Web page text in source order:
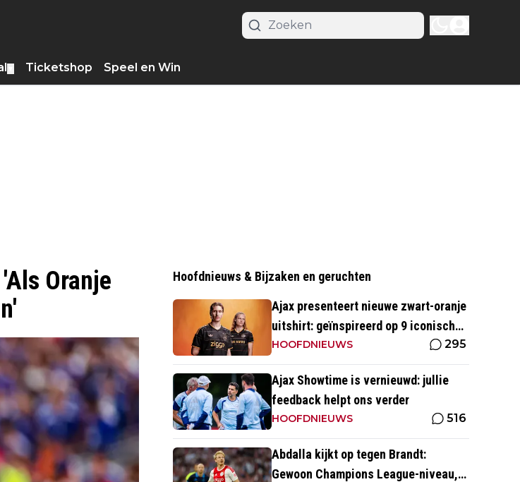
Ticketshop Speel en Win
Oranje
Hoofdnieuws & Bijzaken en geruchten
Ajax presenteert nieuwe zwart-oranje
uitshirt: geïnspireerd op 9 iconische
momenten uit clubhistorie
HOOFDNIEUWS 295
Ajax Showtime is vernieuwd: jullie
feedback helpt ons verder
HOOFDNIEUWS 516
Abdalla kijkt op tegen Brandt:
Gewoon Champions League-niveau,